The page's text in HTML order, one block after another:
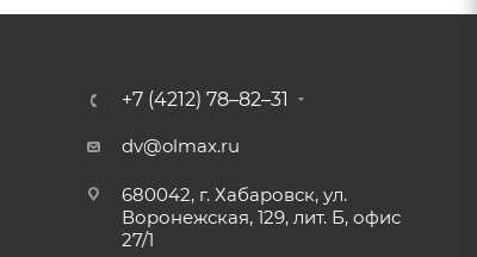
+7 (4212) 78–82–31
dv@olmax.ru
680042, г. Хабаровск, ул.
Воронежская, 129, лит. Б, офис
27/1